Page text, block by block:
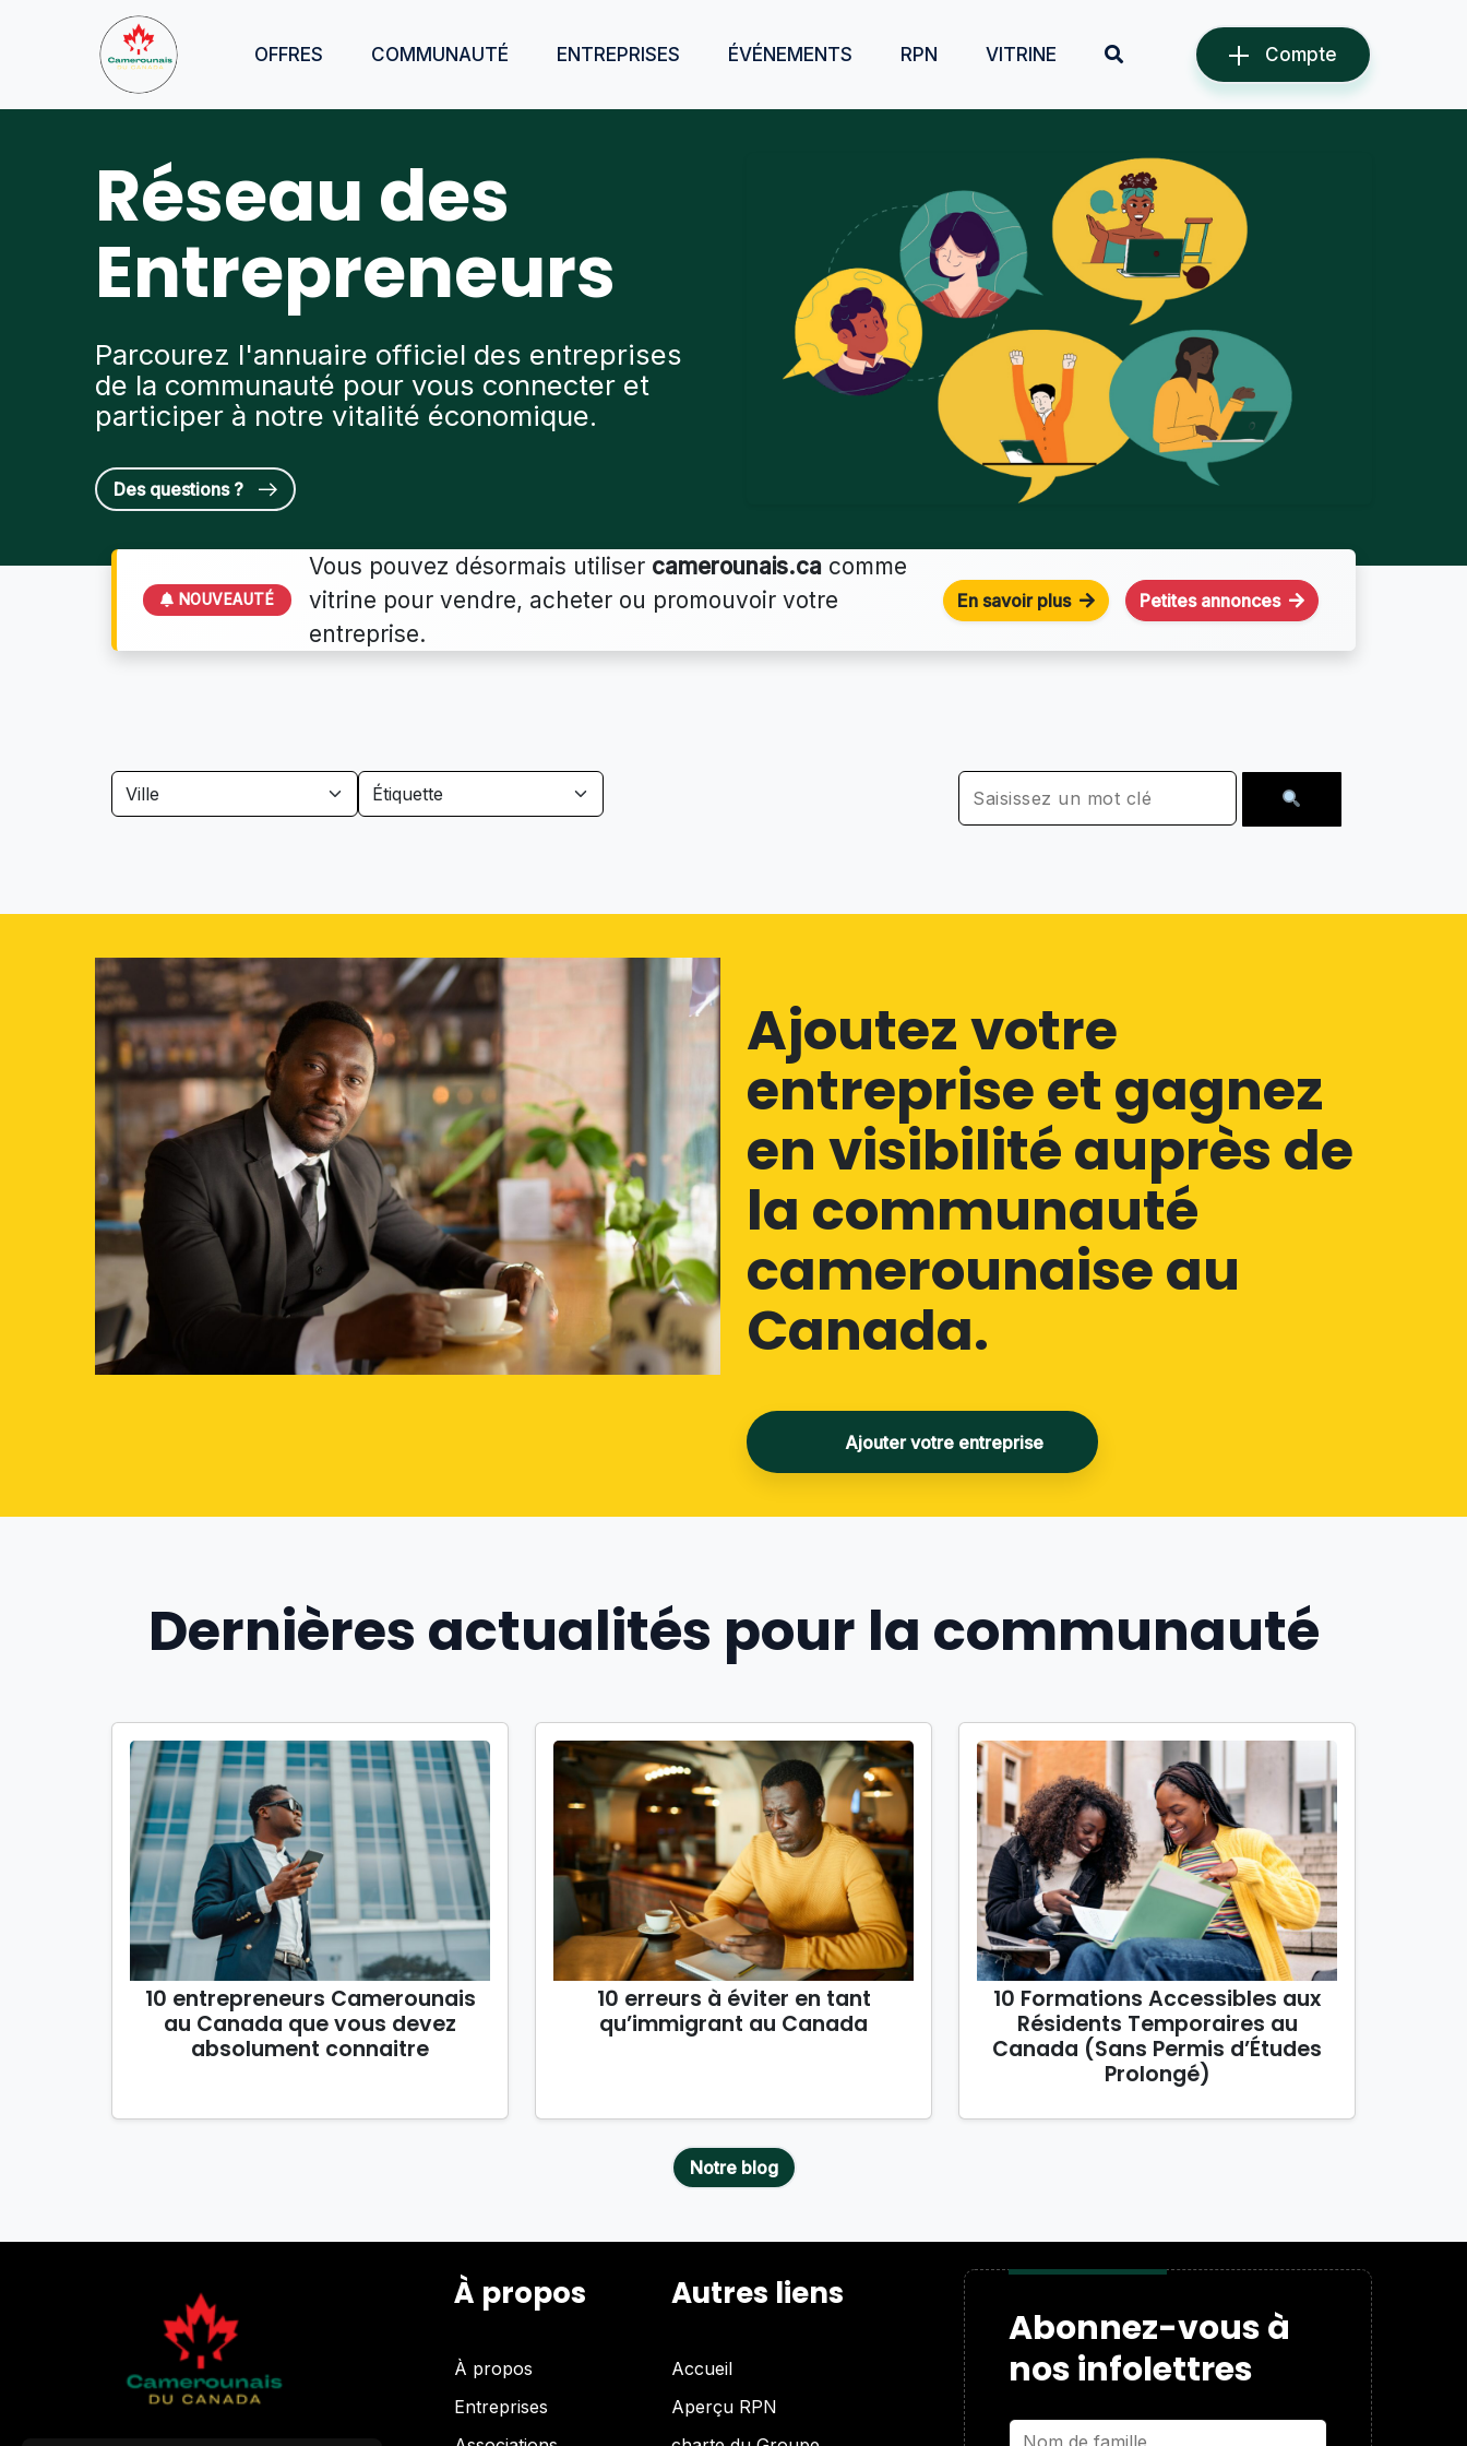
OFFRES COMMUNAUTÉ ENTREPRISES ÉVÉNEMENTS RPN VITRINE Compte
Réseau des
Entrepreneurs
Parcourez l'annuaire officiel des entreprises
de la communauté pour vous connecter et
participer à notre vitalité économique.
Des questions ?
NOUVEAUTÉ
Vous pouvez désormais utiliser camerounais.ca comme
vitrine pour vendre, acheter ou promouvoir votre
entreprise.
En savoir plus Petites annonces
Ajoutez votre
entreprise et gagnez
en visibilité auprès de
la communauté
camerounaise au
Canada.
Ajouter votre entreprise
Dernières actualités pour la communauté
10 entrepreneurs Camerounais
au Canada que vous devez
absolument connaitre
10 erreurs à éviter en tant
qu’immigrant au Canada
10 Formations Accessibles aux
Résidents Temporaires au
Canada (Sans Permis d’Études
Prolongé)
Notre blog
À propos
À propos
Entreprises
Autres liens
Accueil
Aperçu RPN
Abonnez-vous à
nos infolettres